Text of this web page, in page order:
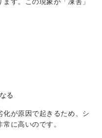
る
化が原因で起きるため、シ
に高いのです。